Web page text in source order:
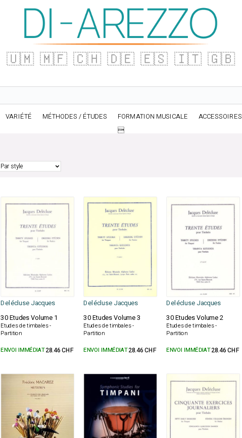
🇺🇲 🇲🇫 🇨🇭 🇩🇪 🇪🇸 🇮🇹 🇬🇧
VARIÉTÉ MÉTHODES / ÉTUDES FORMATION MUSICALE ACCESSOIRES

Delécluse Jacques Delécluse Jacques Delécluse Jacques
30 Etudes Volume 1
Etudes de timbales -
Partition
30 Etudes Volume 3
Etudes de timbales -
Partition
30 Etudes Volume 2
Etudes de timbales -
Partition
ENVOI IMMÉDIAT28.46 CHF ENVOI IMMÉDIAT28.46 CHF ENVOI IMMÉDIAT28.46 CHF